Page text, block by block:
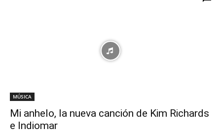
MÚSICA
Mi anhelo, la nueva canción de Kim Richards
e Indiomar